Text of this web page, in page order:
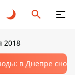
2018
в Днепре